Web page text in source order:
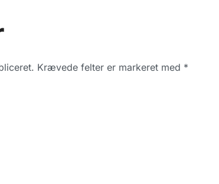
Krævede felter er markeret med *